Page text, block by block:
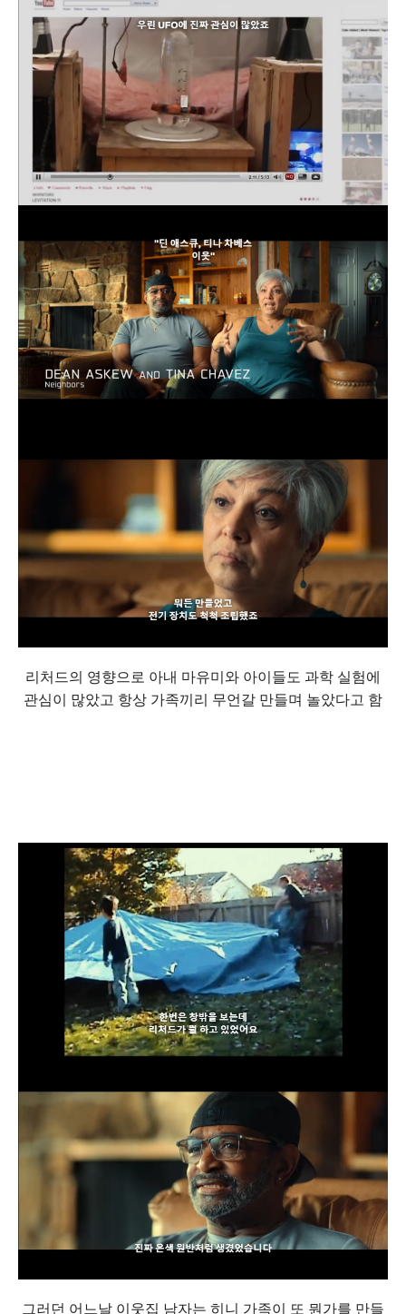
리처드의 영향으로 아내 마유미와 아이들도 과학 실험에
관심이 많았고 항상 가족끼리 무언갈 만들며 놀았다고 함
그러던 어느날 이웃집 남자는 히니 가족이 또 뭔가를 만들